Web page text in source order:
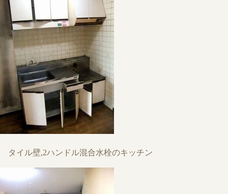
タイル壁,2ハンドル混合水栓のキッチン